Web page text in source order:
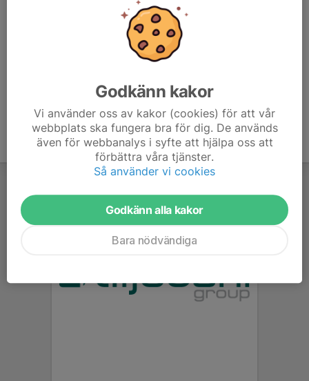
Godkänn kakor
Vi använder oss av kakor (cookies) för att vår
webbplats ska fungera bra för dig. De används
även för webbanalys i syfte att hjälpa oss att
förbättra våra tjänster.
Så använder vi cookies
Godkänn alla kakor
Bara nödvändiga